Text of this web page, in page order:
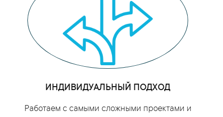
ИНДИВИДУАЛЬНЫЙ ПОДХОД
Работаем с самыми сложными проектами и